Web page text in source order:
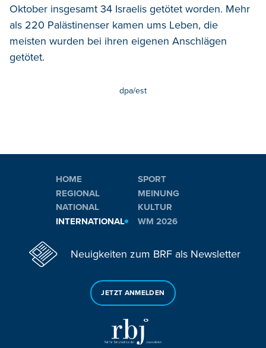
Oktober insgesamt 34 Israelis getötet worden. Mehr
als 220 Palästinenser kamen ums Leben, die
meisten wurden bei ihren eigenen Anschlägen
getötet.
dpa/est
HOME
REGIONAL
NATIONAL
INTERNATIONAL
SPORT
MEINUNG
KULTUR
WM 2026
Neuigkeiten zum BRF als Newsletter
JETZT ANMELDEN